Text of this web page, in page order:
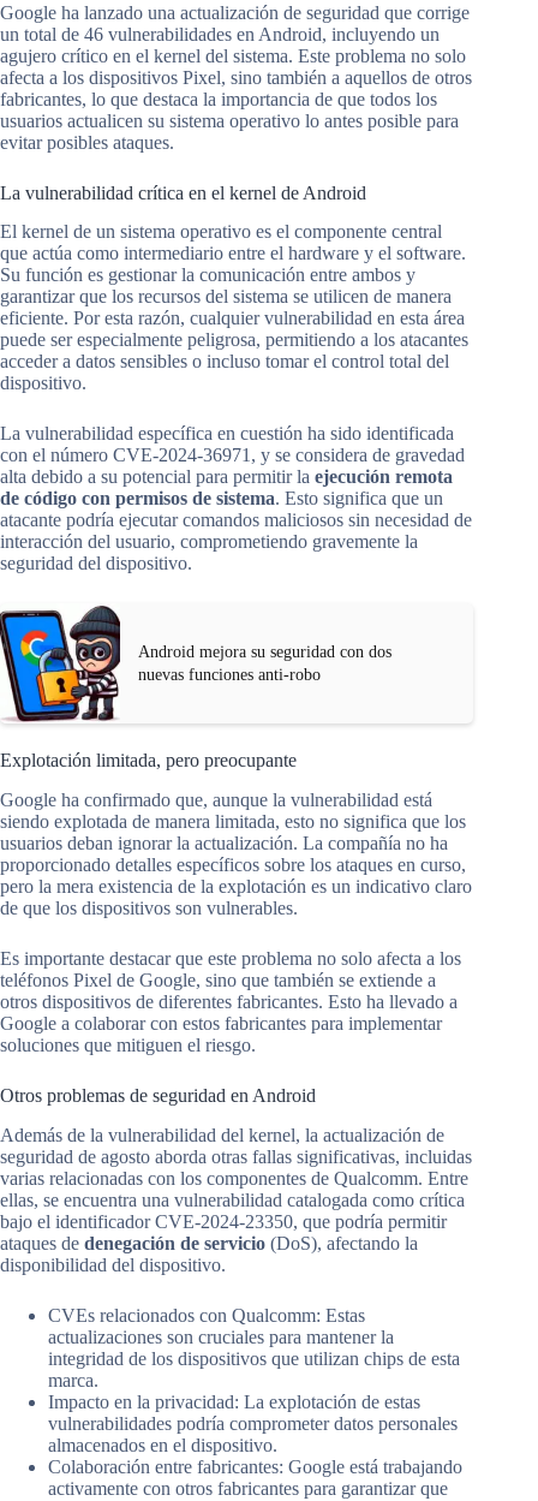
Google ha lanzado una actualización de seguridad que corrige
un total de 46 vulnerabilidades en Android, incluyendo un
agujero crítico en el kernel del sistema. Este problema no solo
afecta a los dispositivos Pixel, sino también a aquellos de otros
fabricantes, lo que destaca la importancia de que todos los
usuarios actualicen su sistema operativo lo antes posible para
evitar posibles ataques.
La vulnerabilidad crítica en el kernel de Android
El kernel de un sistema operativo es el componente central
que actúa como intermediario entre el hardware y el software.
Su función es gestionar la comunicación entre ambos y
garantizar que los recursos del sistema se utilicen de manera
eficiente. Por esta razón, cualquier vulnerabilidad en esta área
puede ser especialmente peligrosa, permitiendo a los atacantes
acceder a datos sensibles o incluso tomar el control total del
dispositivo.
La vulnerabilidad específica en cuestión ha sido identificada
con el número CVE-2024-36971, y se considera de gravedad
alta debido a su potencial para permitir la ejecución remota
de código con permisos de sistema. Esto significa que un
atacante podría ejecutar comandos maliciosos sin necesidad de
interacción del usuario, comprometiendo gravemente la
seguridad del dispositivo.
Android mejora su seguridad con dos
nuevas funciones anti-robo
Explotación limitada, pero preocupante
Google ha confirmado que, aunque la vulnerabilidad está
siendo explotada de manera limitada, esto no significa que los
usuarios deban ignorar la actualización. La compañía no ha
proporcionado detalles específicos sobre los ataques en curso,
pero la mera existencia de la explotación es un indicativo claro
de que los dispositivos son vulnerables.
Es importante destacar que este problema no solo afecta a los
teléfonos Pixel de Google, sino que también se extiende a
otros dispositivos de diferentes fabricantes. Esto ha llevado a
Google a colaborar con estos fabricantes para implementar
soluciones que mitiguen el riesgo.
Otros problemas de seguridad en Android
Además de la vulnerabilidad del kernel, la actualización de
seguridad de agosto aborda otras fallas significativas, incluidas
varias relacionadas con los componentes de Qualcomm. Entre
ellas, se encuentra una vulnerabilidad catalogada como crítica
bajo el identificador CVE-2024-23350, que podría permitir
ataques de denegación de servicio (DoS), afectando la
disponibilidad del dispositivo.
CVEs relacionados con Qualcomm: Estas
actualizaciones son cruciales para mantener la
integridad de los dispositivos que utilizan chips de esta
marca.
Impacto en la privacidad: La explotación de estas
vulnerabilidades podría comprometer datos personales
almacenados en el dispositivo.
Colaboración entre fabricantes: Google está trabajando
activamente con otros fabricantes para garantizar que